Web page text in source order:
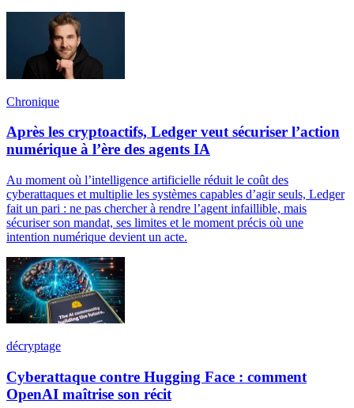
Chronique
Après les cryptoactifs, Ledger veut sécuriser l’action
numérique à l’ère des agents IA
Au moment où l’intelligence artificielle réduit le coût des
cyberattaques et multiplie les systèmes capables d’agir seuls, Ledger
fait un pari : ne pas chercher à rendre l’agent infaillible, mais
sécuriser son mandat, ses limites et le moment précis où une
intention numérique devient un acte.
décryptage
Cyberattaque contre Hugging Face : comment
OpenAI maîtrise son récit